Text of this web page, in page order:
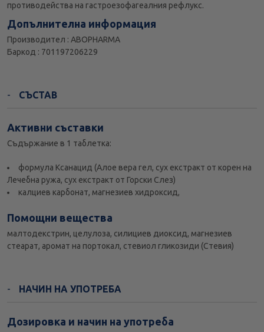
прoтиводейства на гастроезофагеалния рефлукс.
Допълнителна информация
Производител : ABOPHARMA
Баркод : 701197206229
СЪСТАВ
Активни съставки
Съдържание в 1 таблетка:
формула Ксанацид (Алое вера гел, сух екстракт от корен на
Лечебна ружа, сух екстракт от Горски Слез)
калциев карбонат, магнезиев хидроксид,
Помощни вещества
малтодекстрин, целулоза, силициев диоксид, магнезиев
стеарат, аромат на портокал, стевиол гликозиди (Стевия)
НАЧИН НА УПОТРЕБА
Дозировка и начин на употреба